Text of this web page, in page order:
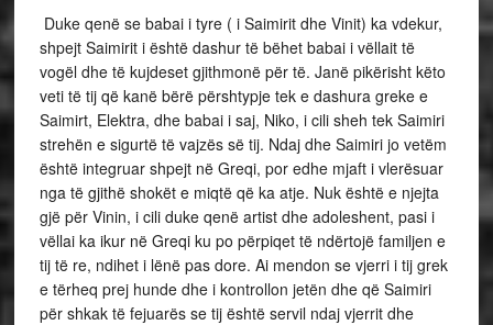
Duke qenë se babai i tyre ( i Saimirit dhe Vinit) ka vdekur,
shpejt Saimirit i është dashur të bëhet babai i vëllait të
vogël dhe të kujdeset gjithmonë për të. Janë pikërisht këto
veti të tij që kanë bërë përshtypje tek e dashura greke e
Saimirt, Elektra, dhe babai i saj, Niko, i cili sheh tek Saimiri
strehën e sigurtë të vajzës së tij. Ndaj dhe Saimiri jo vetëm
është integruar shpejt në Greqi, por edhe mjaft i vlerësuar
nga të gjithë shokët e miqtë që ka atje. Nuk është e njejta
gjë për Vinin, i cili duke qenë artist dhe adoleshent, pasi i
vëllai ka ikur në Greqi ku po përpiqet të ndërtojë familjen e
tij të re, ndihet i lënë pas dore. Ai mendon se vjerri i tij grek
e tërheq prej hunde dhe i kontrollon jetën dhe që Saimiri
për shkak të fejuarës se tij është servil ndaj vjerrit dhe